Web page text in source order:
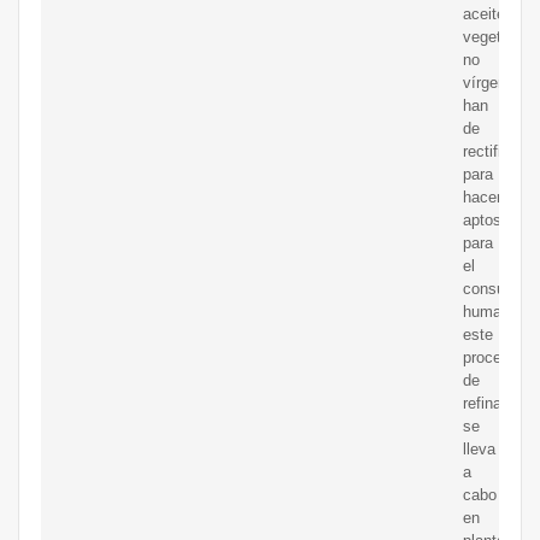
aceites
vegetales
no
vírgenes
han
de
rectificarse
para
hacerlos
aptos
para
el
consumo
humano,
este
proceso
de
refinación
se
lleva
a
cabo
en